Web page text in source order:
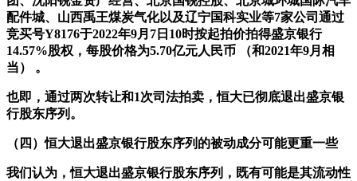
配件城、山西禹王煤炭气化以及辽宁国科实业等7家公司通过
竞买号Y8176于2022年9月7日10时按起拍价拍得盛京银行
14.57%股权，每股价格为5.70亿元人民币 （和2021年9月相
当） 。
也即，通过两次转让和1次司法拍卖，恒大已彻底退出盛京银
行股东序列。
（四）恒大退出盛京银行股东序列的被动成分可能更重一些
我们认为，恒大退出盛京银行股东序列，既有可能是其流动性